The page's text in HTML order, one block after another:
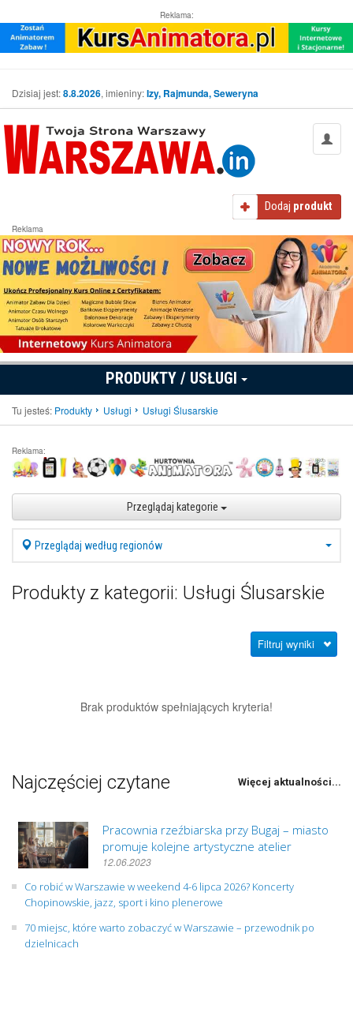
Reklama:
Dzisiaj jest:8.8.2026, imieniny:Izy, Rajmunda, Seweryna
Dodaj produkt
Reklama
PRODUKTY / USŁUGI
Tu jesteś: Produkty Usługi Usługi Ślusarskie
Reklama:
Przeglądaj kategorie
Przeglądaj według regionów
Produkty z kategorii: Usługi Ślusarskie
Filtruj wyniki
Brak produktów spełniających kryteria!
Najczęściej czytane Więcej aktualności...
Pracownia rzeźbiarska przy Bugaj – miasto
promuje kolejne artystyczne atelier
12.06.2023
Co robić w Warszawie w weekend 4-6 lipca 2026? Koncerty
Chopinowskie, jazz, sport i kino plenerowe
70 miejsc, które warto zobaczyć w Warszawie – przewodnik po
dzielnicach